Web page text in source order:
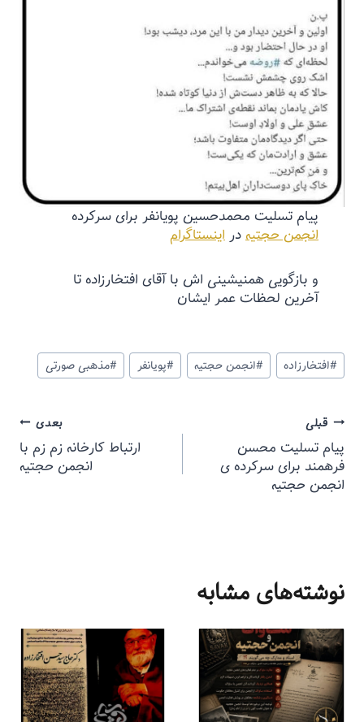
پیام تسلیت محمدحسین پویانفر برای سرکرده
انجمن حجتیهدر اینستاگرام
و بازگویی همنیشینی اش با آقای افتخارزاده تا
آخرین لحظات عمر ایشان
#افتخارزاده #انجمن حجتیه #پویانفر #مذهبی صورتی
قبلی
پیام تسلیت محسن
فرهمند برای سرکرده ی
انجمن حجتیه
بعدی
ارتباط کارخانه زم زم با
انجمن حجتیه
نوشته‌های مشابه